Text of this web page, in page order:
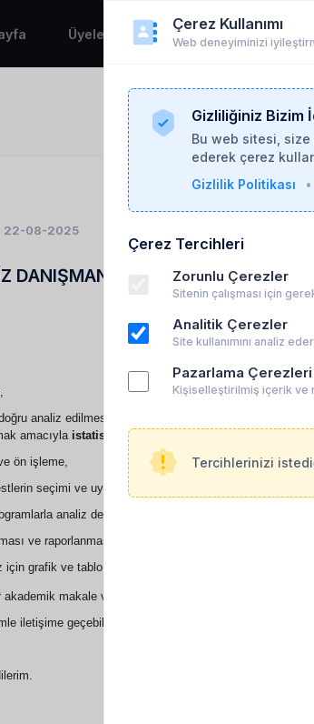
Üyeler Duyurular Yardım
22-08-2025
DANIŞMANLIĞI
analiz edilmesi, bulgularınızın güvenilirliği ve
amacıyla istatistiksel
ön işleme,
seçimi ve uygulanması,
analiz desteği,
ve raporlanması,
için grafik ve tablo hazırlanması yer almaktadır.
makale ve projelerinizde olsun, tüm istatistiksel
iletişime geçebilirsiniz.
Çerez Kullanımı
Web deneyiminizi
Gizliliğiniz Bizim
Bu web sitesi,
ederek çerez
Gizlilik Politikası
•
Çerez Tercihleri
Zorunlu Çerezler
Sitenin çalışması için
Analitik Çerezler
Site kullanımını analiz
Pazarlama Çerezleri
Kişiselleştirilmiş içerik ve
Tercihlerinizi